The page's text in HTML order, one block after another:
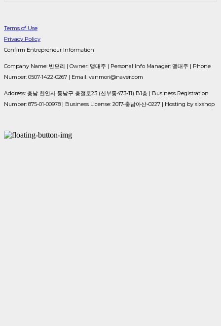
Terms of Use
Privacy Policy
Confirm Entrepreneur Information
Company Name: 반모리 | Owner: 맹대주 | Personal Info Manager: 맹대주 | Phone
Number: 0507-1422-0267 | Email: vanmori@naver.com
Address: 충남 천안시 동남구 충절로23 (신부동473-11) B1층 | Business Registration
Number: 875-01-00978 | Business License: 2017-충남아산-0227 | Hosting by sixshop